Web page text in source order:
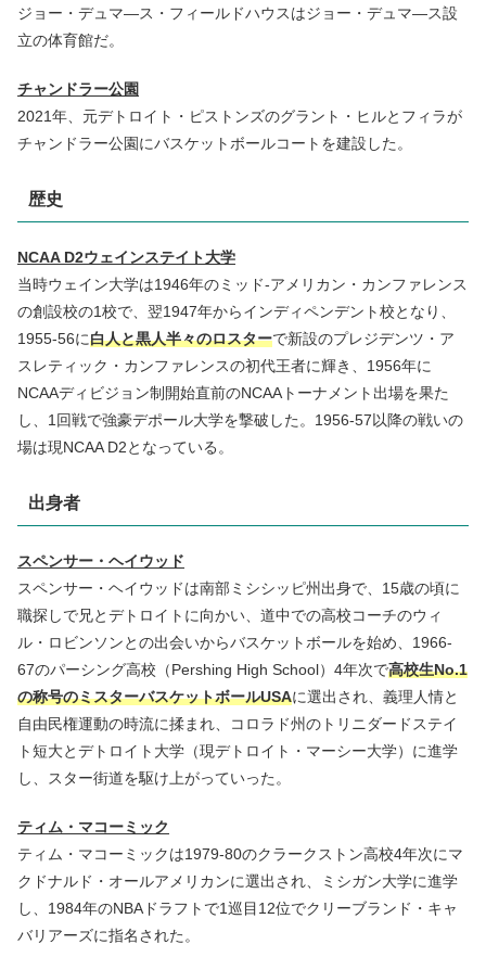
ジョー・デュマ―ス・フィールドハウスはジョー・デュマ―ス設
立の体育館だ。
チャンドラー公園
2021年、元デトロイト・ピストンズのグラント・ヒルとフィラが
チャンドラー公園にバスケットボールコートを建設した。
歴史
NCAA D2ウェインステイト大学
当時ウェイン大学は1946年のミッド-アメリカン・カンファレンス
の創設校の1校で、翌1947年からインディペンデント校となり、
1955-56に白人と黒人半々のロスターで新設のプレジデンツ・ア
スレティック・カンファレンスの初代王者に輝き、1956年に
NCAAディビジョン制開始直前のNCAAトーナメント出場を果た
し、1回戦で強豪デポール大学を撃破した。1956-57以降の戦いの
場は現NCAA D2となっている。
出身者
スペンサー・ヘイウッド
スペンサー・ヘイウッドは南部ミシシッピ州出身で、15歳の頃に
職探しで兄とデトロイトに向かい、道中での高校コーチのウィ
ル・ロビンソンとの出会いからバスケットボールを始め、1966-
67のパーシング高校（Pershing High School）4年次で高校生No.1
の称号のミスターバスケットボールUSAに選出され、義理人情と
自由民権運動の時流に揉まれ、コロラド州のトリニダードステイ
ト短大とデトロイト大学（現デトロイト・マーシー大学）に進学
し、スター街道を駆け上がっていった。
ティム・マコーミック
ティム・マコーミックは1979-80のクラークストン高校4年次にマ
クドナルド・オールアメリカンに選出され、ミシガン大学に進学
し、1984年のNBAドラフトで1巡目12位でクリーブランド・キャ
バリアーズに指名された。